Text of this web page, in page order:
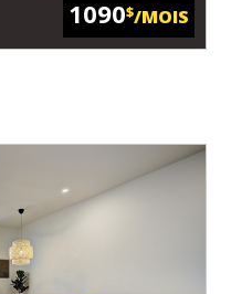
1090$/MOIS